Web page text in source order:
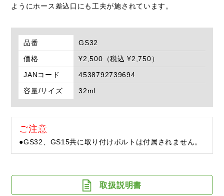
ようにホース差込口にも工夫が施されています。
品番
GS32
価格
¥2,500（税込 ¥2,750）
JANコード
4538792739694
容量/サイズ
32ml
ご注意
●GS32、GS15共に取り付けボルトは付属されません。
取扱説明書